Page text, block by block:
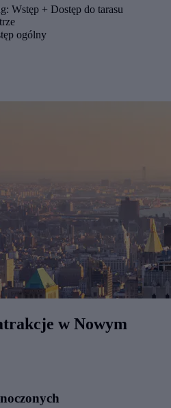
Wstęp + Dostęp do tarasu
ogólny
w Nowym